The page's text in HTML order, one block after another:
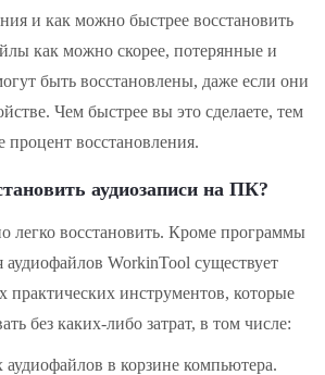
и как можно быстрее восстановить
как можно скорее, потерянные и
быть восстановлены, даже если они
Чем быстрее вы это сделаете, тем
процент восстановления.
аудиозаписи на ПК?
легко восстановить. Кроме программы
аудиофайлов WorkinTool существует
практических инструментов, которые
без каких-либо затрат, в том числе:
в корзине компьютера.